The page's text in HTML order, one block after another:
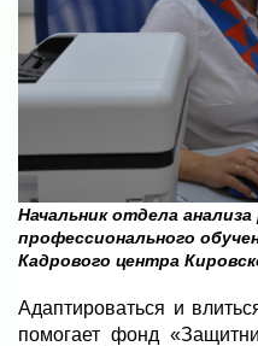
Начальник отдела
профессионального
Кадрового центра
Адаптироваться и
помогает фонд